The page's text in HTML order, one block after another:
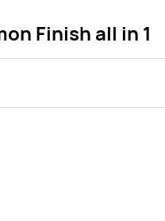
Finish all in 1